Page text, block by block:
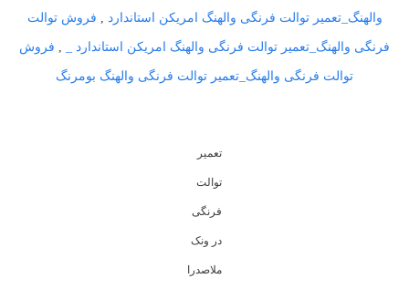
والهنگ_تعمیر توالت فرنگی والهنگ امریکن استاندارد فروش توالت
فرنگی والهنگ_تعمیر توالت فرنگی والهنگ امریکن استاندارد _ فروش
توالت فرنگی والهنگ_تعمیر توالت فرنگی والهنگ بومرنگ
تعمیر
توالت
فرنگی
در ونک
ملاصدرا